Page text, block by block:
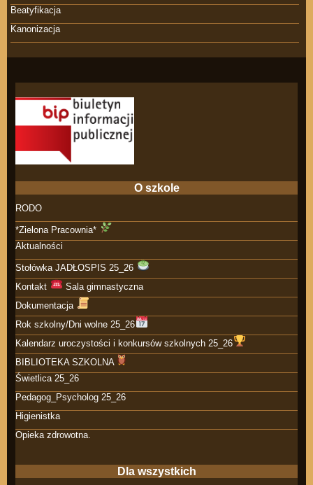
Beatyfikacja
Kanonizacja
O szkole
RODO
*Zielona Pracownia*
Aktualności
Stołówka JADŁOSPIS 25_26
Kontakt
Sala gimnastyczna
Dokumentacja
Rok szkolny/Dni wolne 25_26
Kalendarz uroczystości i konkursów szkolnych 25_26
BIBLIOTEKA SZKOLNA
Świetlica 25_26
Pedagog_Psycholog 25_26
Higienistka
Opieka zdrowotna.
Dla wszystkich